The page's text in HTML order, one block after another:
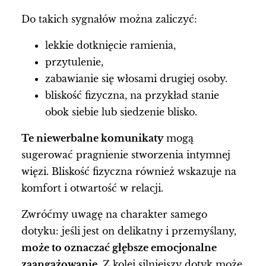
Do takich sygnałów można zaliczyć:
lekkie dotknięcie ramienia,
przytulenie,
zabawianie się włosami drugiej osoby.
bliskość fizyczna, na przykład stanie
obok siebie lub siedzenie blisko.
Te niewerbalne komunikatymogą
sugerować pragnienie stworzenia intymnej
więzi. Bliskość fizyczna również wskazuje na
komfort i otwartość w relacji.
Zwróćmy uwagę na charakter samego
dotyku: jeśli jest on delikatny i przemyślany,
może to oznaczać głębsze emocjonalne